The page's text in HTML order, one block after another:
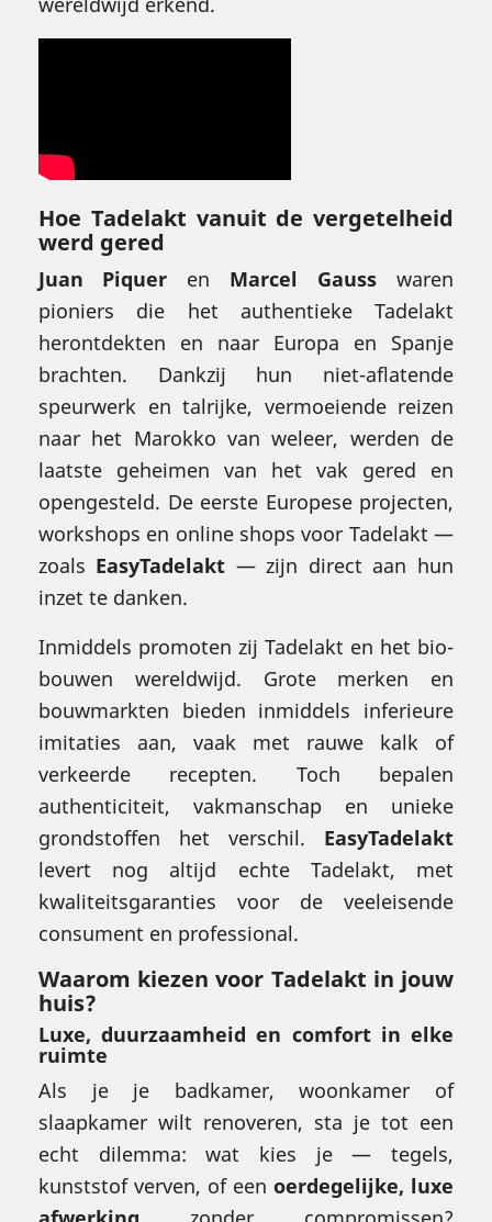
Hoe Tadelakt vanuit de vergetelheid
werd gered
Juan Piquer en Marcel Gauss waren
pioniers die het authentieke Tadelakt
herontdekten en naar Europa en Spanje
brachten. Dankzij hun niet-aflatende
speurwerk en talrijke, vermoeiende reizen
naar het Marokko van weleer, werden de
laatste geheimen van het vak gered en
opengesteld. De eerste Europese projecten,
workshops en online shops voor Tadelakt —
zoals EasyTadelakt — zijn direct aan hun
inzet te danken.
Inmiddels promoten zij Tadelakt en het bio-
bouwen wereldwijd. Grote merken en
bouwmarkten bieden inmiddels inferieure
imitaties aan, vaak met rauwe kalk of
verkeerde recepten. Toch bepalen
authenticiteit, vakmanschap en unieke
grondstoffen het verschil. EasyTadelakt
levert nog altijd echte Tadelakt, met
kwaliteitsgaranties voor de veeleisende
consument en professional.
Waarom kiezen voor Tadelakt in jouw
huis?
Luxe, duurzaamheid en comfort in elke
ruimte
Als je je badkamer, woonkamer of
slaapkamer wilt renoveren, sta je tot een
echt dilemma: wat kies je — tegels,
kunststof verven, of een oerdegelijke, luxe